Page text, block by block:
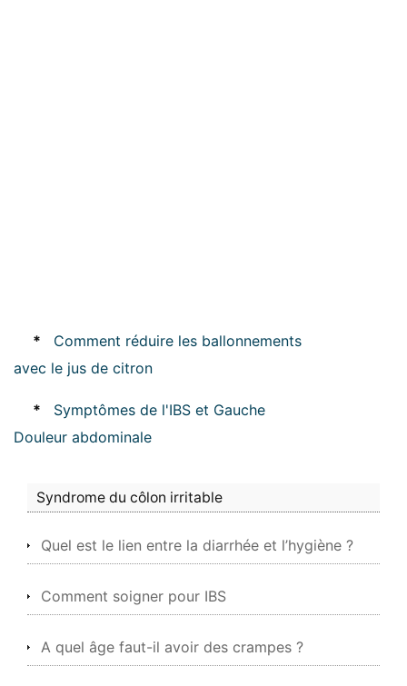
*
Comment réduire les ballonnements
avec le jus de citron
*
Symptômes de l'IBS et Gauche
Douleur abdominale
Syndrome du côlon irritable
Quel est le lien entre la diarrhée et l’hygiène ?
Comment soigner pour IBS
A quel âge faut-il avoir des crampes ?